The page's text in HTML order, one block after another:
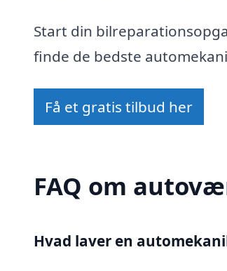
Start din
finde de bedste
Få et gratis tilbud her
FAQ om
Hvad laver en